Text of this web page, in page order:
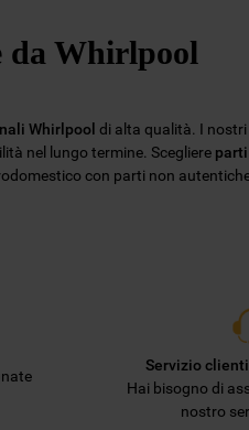
da Whirlpool
Whirlpool di alta qualità. I
nel lungo termine. Scegliere
con parti non
Servizio
Hai bisogno di
nostro
“X” in alto a destra,
le impostazioni
dai cookie tecnici. Cliccando
TUTTI I COOKIES",
di tutti i nostri cookie
specifico le tue